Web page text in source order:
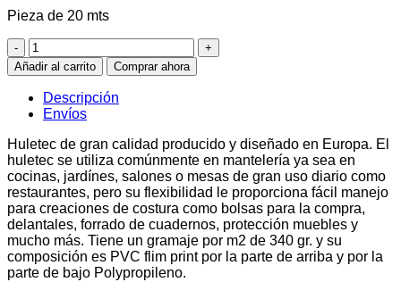
Pieza de 20 mts
Huletec
ECO
Girvin
Brown
140
cms.
cantidad
Añadir al carrito Comprar ahora
Descripción
Envíos
Huletec de gran calidad producido y diseñado en Europa. El
huletec se utiliza comúnmente en mantelería ya sea en
cocinas, jardínes, salones o mesas de gran uso diario como
restaurantes, pero su flexibilidad le proporciona fácil manejo
para creaciones de costura como bolsas para la compra,
delantales, forrado de cuadernos, protección muebles y
mucho más. Tiene un gramaje por m2 de 340 gr. y su
composición es PVC flim print por la parte de arriba y por la
parte de bajo Polypropileno.